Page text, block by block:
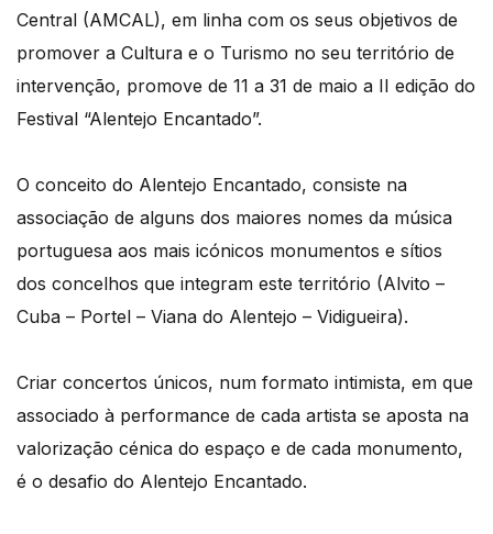
Central (AMCAL), em linha com os seus objetivos de
promover a Cultura e o Turismo no seu território de
intervenção, promove de 11 a 31 de maio a II edição do
Festival “Alentejo Encantado”.
O conceito do Alentejo Encantado, consiste na
associação de alguns dos maiores nomes da música
portuguesa aos mais icónicos monumentos e sítios
dos concelhos que integram este território (Alvito –
Cuba – Portel – Viana do Alentejo – Vidigueira).
Criar concertos únicos, num formato intimista, em que
associado à performance de cada artista se aposta na
valorização cénica do espaço e de cada monumento,
é o desafio do Alentejo Encantado.